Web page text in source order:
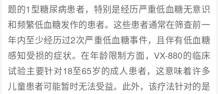
题的1型糖尿病患者，特别是经历严重低血糖无意识
和频繁低血糖发作的患者。这些患者通常在筛查前一
年内至少经历过2次严重低血糖事件，且伴有低血糖
感知受损的症状。在年龄限制方面，VX-880的临床
试验主要针对18至65岁的成人患者，这意味着许多
儿童患者可能暂时无法受益。此外，该疗法针对的是